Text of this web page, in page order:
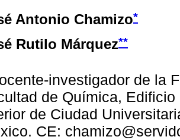
Antonio Chamizo*
Rutilo Márquez**
investigador de la
de Química,
de Ciudad
CE: